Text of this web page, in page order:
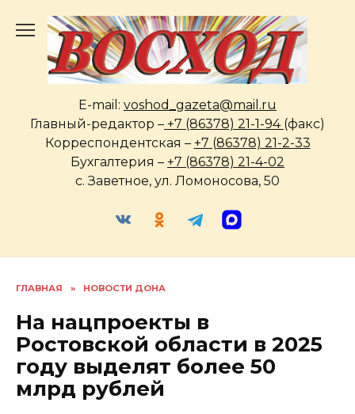
содержанию
E-mail: voshod_gazeta@mail.ru
Главный-редактор – +7 (86378) 21-1-94 (факс)
Корреспондентская – +7 (86378) 21-2-33
Бухгалтерия – +7 (86378) 21-4-02
с. Заветное, ул. Ломоносова, 50
ГЛАВНАЯ » НОВОСТИ ДОНА
На нацпроекты в
Ростовской области в 2025
году выделят более 50
млрд рублей